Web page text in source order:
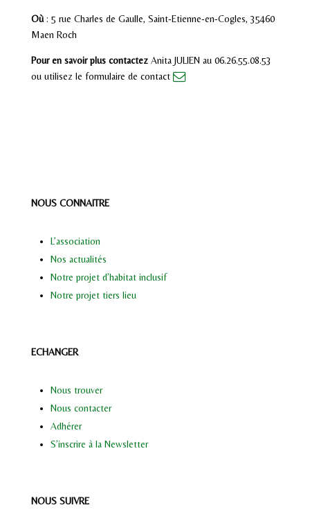
Où: 5 rue Charles de Gaulle, Saint-Etienne-en-Cogles, 35460
Maen Roch
Pour en savoir plus contactez Anita JULIEN au 06.26.55.08.53
ou utilisez le formulaire de contact
NOUS CONNAITRE
L’association
Nos actualités
Notre projet d’habitat inclusif
Notre projet tiers lieu
ECHANGER
Nous trouver
Nous contacter
Adhérer
S’inscrire à la Newsletter
NOUS SUIVRE